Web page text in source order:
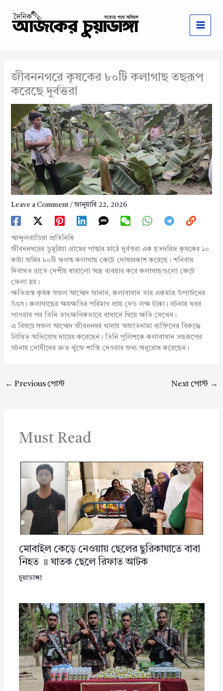
content
জীবননগরে কৃষকের ৮০টি কলাগাছ তছরূপ
করেছে দুর্বত্তরা
Leave a Comment /জানুয়ারি 22, 2026
আন্দুলবাড়িয়া প্রতিনিধি
জীবননগরের ডুমুরিয়া গ্রামের পান্তার মাঠে দুর্বত্তরা এক হতদরিদ্র কৃষকের ১০
কাটা জমির ৮০টি ফলন্ত কলাগাছ কেটে দোষপ্রকাশ করেছে। শনিবার
দিবাগত রাতে দেশীয় ধারালো অস্ত্র ব্যবহার করে কলাগাছগুলো কেটে
ফেলা হয়।
ক্ষতিগ্রস্ত কৃষক সজল আহ্মেদ জানান, কলাবাগান তার একমাত্র উপার্জনের
উৎস। কলাগাছের ক্ষয়ক্ষতির পরিমাণ প্রায় দেড় লক্ষ টাকা। ঘটনার খবর
পাওয়ার পর তিনি তাৎক্ষণিকভাবে বাগানে গিয়ে ক্ষতি দেখেন।
এ বিষয়ে সজল আহ্মেদ জীবননগর থানায় অজ্ঞাতনামা ব্যক্তিদের বিরুদ্ধে
লিখিত অভিযোগ দায়ের করেছেন। তিনি পুলিশকে কলাবাগান তছরূপের
ঘটনায় দোষীদের দ্রুত খুঁজে শাস্তি দেওয়ার জন্য অনুরোধ করেছেন।
← Previous পোস্ট Next পোস্ট →
Must Read
মোবাইল কেড়ে নেওয়ায় ছেলের ছুরিকাঘাতে বাবা
নিহত ॥ ঘাতক ছেলে রিফাত আটক
চুয়াডাঙ্গা